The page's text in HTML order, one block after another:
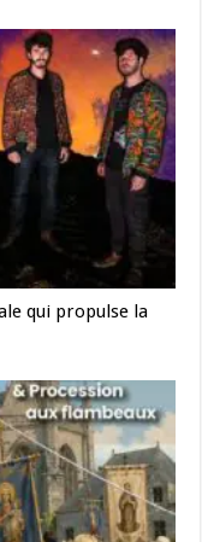
qui propulse la